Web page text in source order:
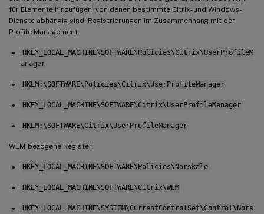
für Elemente hinzufügen, von denen bestimmte Citrix- und Windows-
Dienste abhängig sind. Registrierungen im Zusammenhang mit der
Profile Management:
HKEY_LOCAL_MACHINE\SOFTWARE\Policies\Citrix\UserProfileM
anager
HKLM:\SOFTWARE\Policies\Citrix\UserProfileManager
HKEY_LOCAL_MACHINE\SOFTWARE\Citrix\UserProfileManager
HKLM:\SOFTWARE\Citrix\UserProfileManager
WEM-bezogene Register:
HKEY_LOCAL_MACHINE\SOFTWARE\Policies\Norskale
HKEY_LOCAL_MACHINE\SOFTWARE\Citrix\WEM
HKEY_LOCAL_MACHINE\SYSTEM\CurrentControlSet\Control\Nors